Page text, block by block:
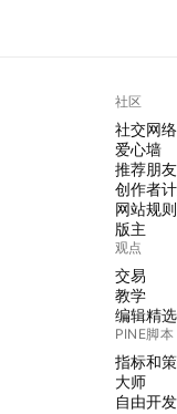
社区
社交网络
爱心墙
推荐朋友
创作者
网站规则
版主
观点
交易
教学
编辑精选
PINE脚本
指标和
大师
自由开